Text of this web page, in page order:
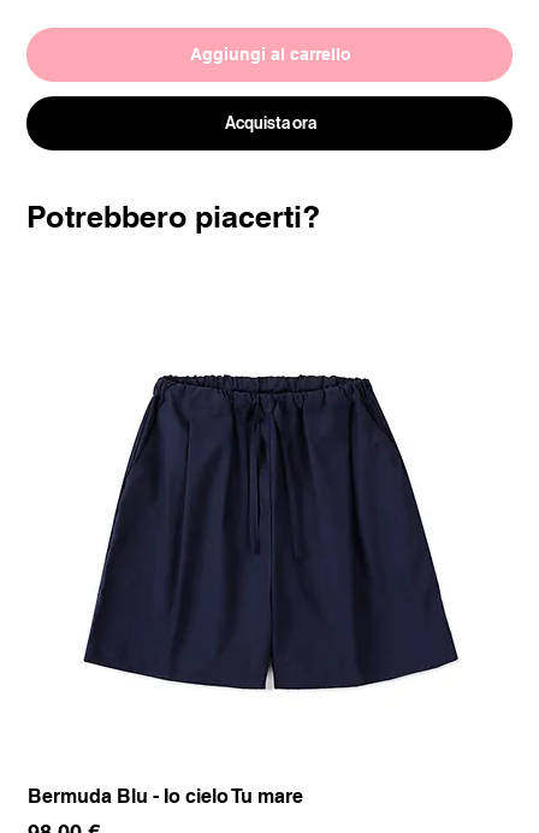
Aggiungi al carrello
Acquista ora
Potrebbero piacerti?
Bermuda Blu - Io cielo Tu mare